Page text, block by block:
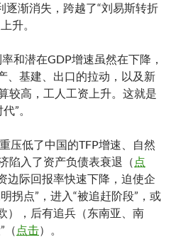
渐消失，跨越了“刘易斯转折
升。
和潜在GDP增速虽然在下降，
、基建、出口的拉动，以及新
较高，工人工资上升。这就是
”。
压低了中国的TFP增速、自然
陷入了资产负债表衰退（ 点
边际回报率快速下降，迫使企
拐点”，进入“被追赶阶段”，或
），后有追兵（东南亚、南
（ 点击）。